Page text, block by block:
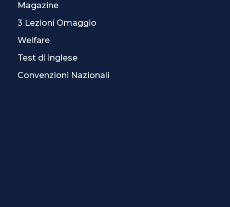
Magazine
3 Lezioni Omaggio
Welfare
Test di inglese
Convenzioni Nazionali